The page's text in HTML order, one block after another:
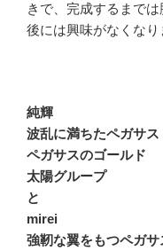
きで、完成するまで
後には興味がなくなり
純輝
波乱に満ちたペガサス
ペガサスのゴールド
太陽グループ
と
mirei
強靭な翼をもつペガサ